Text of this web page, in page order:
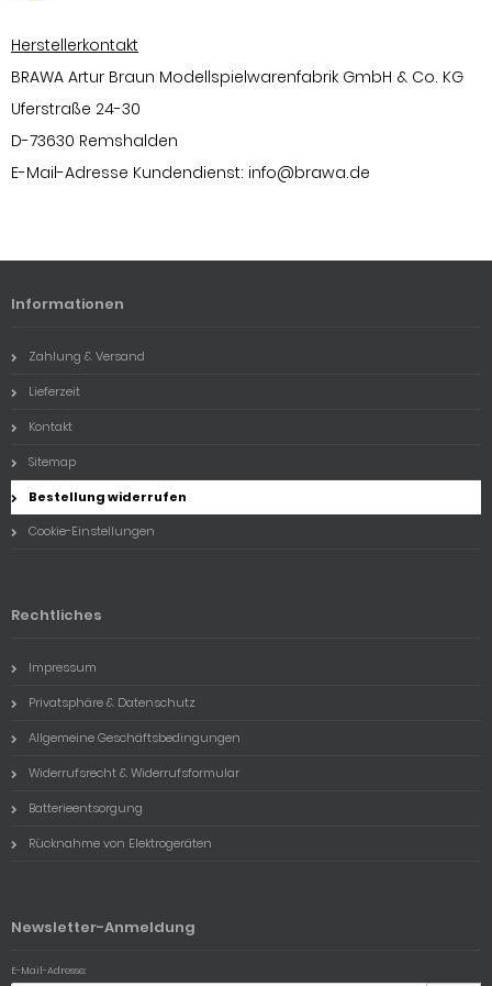
Herstellerkontakt
BRAWA Artur Braun Modellspielwarenfabrik GmbH & Co. KG
Uferstraße 24-30
D-73630 Remshalden
E-Mail-Adresse Kundendienst: info@brawa.de
Informationen
Zahlung & Versand
Lieferzeit
Kontakt
Sitemap
Bestellung widerrufen
Cookie-Einstellungen
Rechtliches
Impressum
Privatsphäre & Datenschutz
Allgemeine Geschäftsbedingungen
Widerrufsrecht & Widerrufsformular
Batterieentsorgung
Rücknahme von Elektrogeräten
Newsletter-Anmeldung
E-Mail-Adresse: